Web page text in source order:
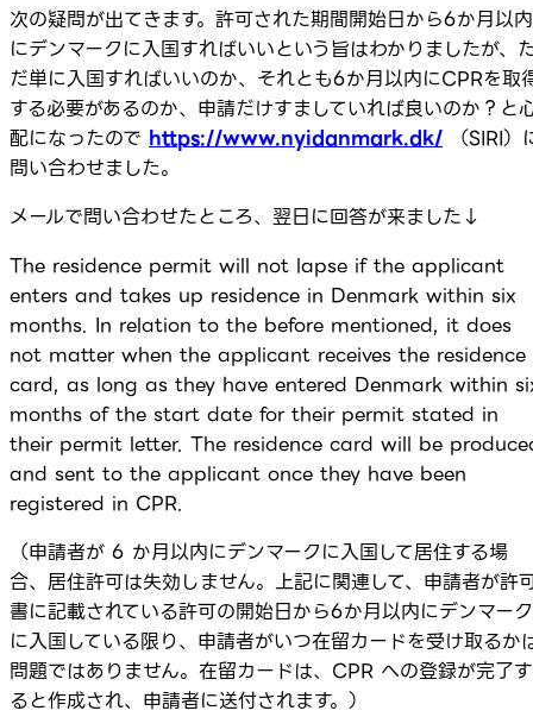
次の疑問が出てきます。許可された期間開始日から6か月以内
にデンマークに入国すればいいという旨はわかりましたが、
だ単に入国すればいいのか、それとも6か月以内にCPRを取
する必要があるのか、申請だけすましていれば良いのか？と
配になったので https://www.nyidanmark.dk/ （SIRI）
問い合わせました。
メールで問い合わせたところ、翌日に回答が来ました↓
The residence permit will not lapse if the applicant
enters and takes up residence in Denmark within six
months. In relation to the before mentioned, it does
not matter when the applicant receives the residence
card, as long as they have entered Denmark within
months of the start date for their permit stated in
their permit letter. The residence card will be
and sent to the applicant once they have been
registered in CPR.
（申請者が 6 か月以内にデンマークに入国して居住する場
合、居住許可は失効しません。上記に関連して、申請者が許
書に記載されている許可の開始日から6か月以内にデンマーク
に入国している限り、申請者がいつ在留カードを受け取るか
問題ではありません。在留カードは、CPR への登録が完了す
ると作成され、申請者に送付されます。）